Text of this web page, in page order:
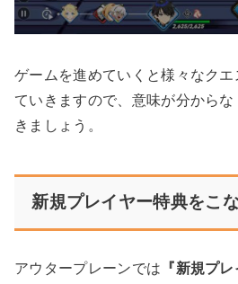
ゲームを進めていくと様々なク
ていきますので、意味が分から
きましょう。
新規プレイヤー特典をこ
アウタープレーンでは 『新規プ